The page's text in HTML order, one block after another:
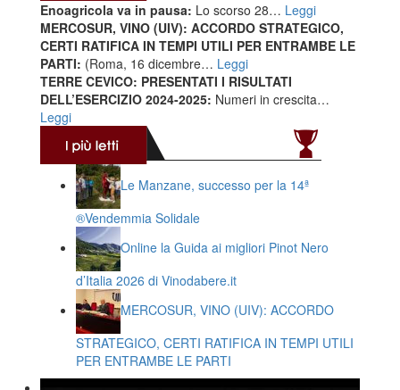
Enoagricola va in pausa: Lo scorso 28… Leggi
MERCOSUR, VINO (UIV): ACCORDO STRATEGICO,
CERTI RATIFICA IN TEMPI UTILI PER ENTRAMBE LE
PARTI: (Roma, 16 dicembre… Leggi
TERRE CEVICO: PRESENTATI I RISULTATI
DELL’ESERCIZIO 2024-2025: Numeri in crescita…
Leggi
Le Manzane, successo per la 14ª
®️Vendemmia Solidale
Online la Guida ai migliori Pinot Nero
d’Italia 2026 di Vinodabere.it
MERCOSUR, VINO (UIV): ACCORDO
STRATEGICO, CERTI RATIFICA IN TEMPI UTILI
PER ENTRAMBE LE PARTI